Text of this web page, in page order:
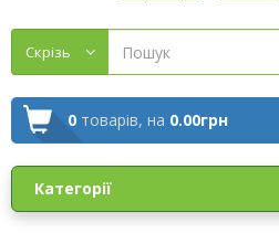
Cкрізь
0 товарів, на 0.00грн
Категорії